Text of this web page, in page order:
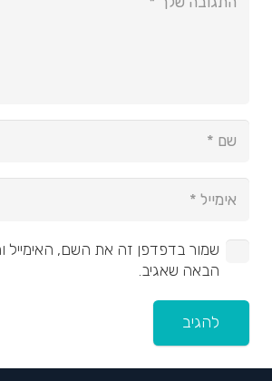
שמור בדפדפן זה את השם, האימייל
הבאה שאגיב.
להגיב